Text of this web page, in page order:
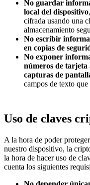
No guardar
local del dispositivo
cifrada usando una
almacenamiento
No escribir
en copias de
No exponer
números de tarjeta
capturas de
campos de texto
Uso de claves
A la hora de poder
nuestro dispositivo, la
la hora de hacer uso de
cuenta los siguientes